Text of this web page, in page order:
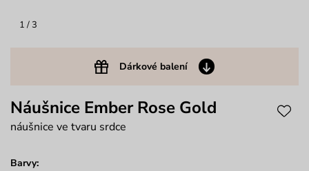
1 / 3
Dárkové balení
Náušnice Ember Rose Gold
náušnice ve tvaru srdce
Barvy: